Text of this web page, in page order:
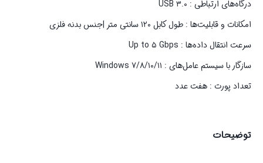
درگاه‌های ارتباطی : USB ۳.۰
امکانات و قابلیت‌ها : طول کابل ۱۲۰ سانتی متر |جنس بدنه فلزی
سرعت انتقال داده‌ها : Up to ۵ Gbps
سازگار با سیستم‌ عامل‌های : ۱۰/۱۱/Windows ۷/۸
تعداد پورت‌ : هفت عدد
توضیحات